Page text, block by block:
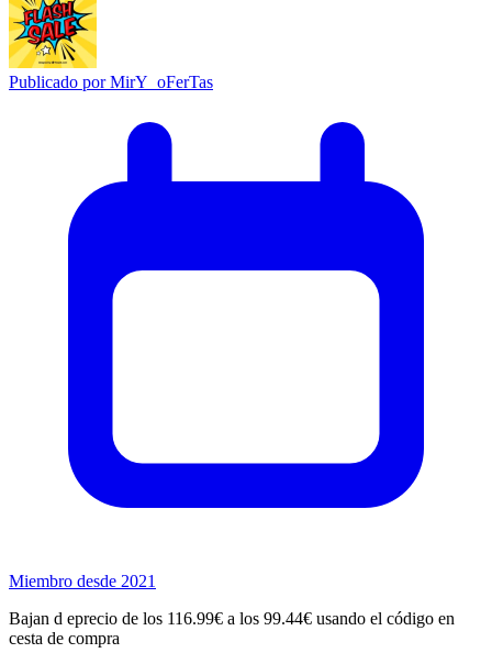
Publicado porMirY_oFerTas
Miembro desde 2021
Bajan d eprecio de los 116.99€ a los 99.44€ usando el código en
cesta de compra